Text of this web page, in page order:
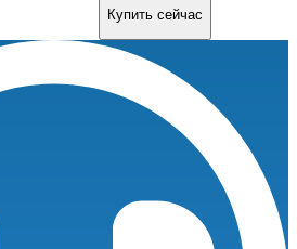
Купить сейчас